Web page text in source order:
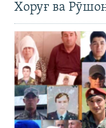
Хоруғ ва